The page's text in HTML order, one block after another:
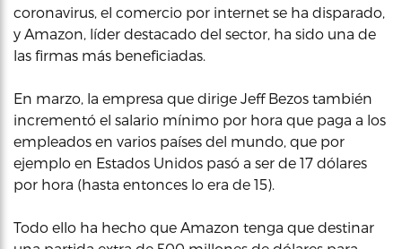
coronavirus, el comercio por internet se ha disparado,
y Amazon, líder destacado del sector, ha sido una de
las firmas más beneficiadas.
En marzo, la empresa que dirige Jeff Bezos también
incrementó el salario mínimo por hora que paga a los
empleados en varios países del mundo, que por
ejemplo en Estados Unidos pasó a ser de 17 dólares
por hora (hasta entonces lo era de 15).
Todo ello ha hecho que Amazon tenga que destinar